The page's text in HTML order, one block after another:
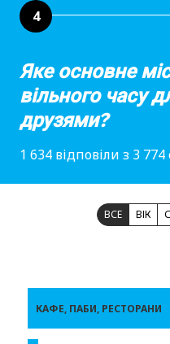
4
Яке основне
вільного часу
друзями?
1 634 відповіли з 3
ВСЕ ВІК
КАФЕ, ПАБИ, РЕСТОРАНИ